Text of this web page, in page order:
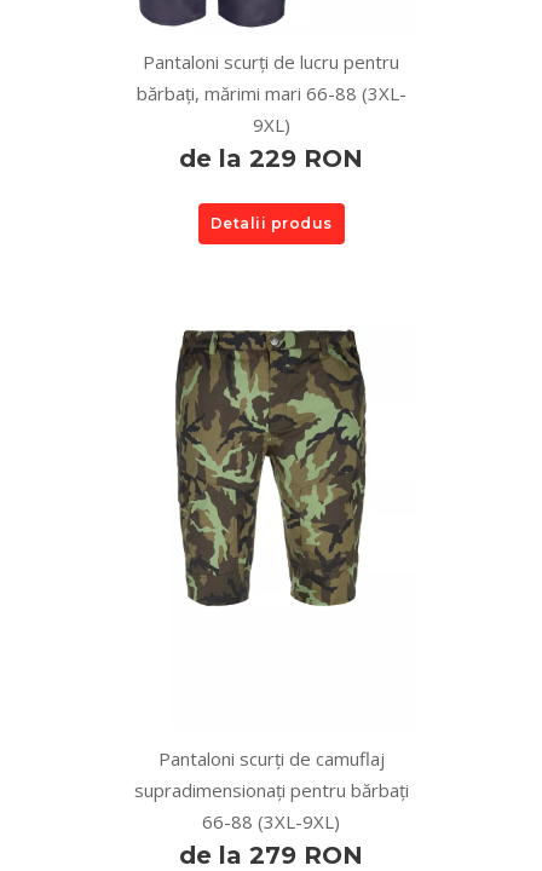
Pantaloni scurți de lucru pentru
bărbați, mărimi mari 66-88 (3XL-
9XL)
de la 229 RON
Detalii produs
Pantaloni scurți de camuflaj
supradimensionați pentru bărbați
66-88 (3XL-9XL)
de la 279 RON